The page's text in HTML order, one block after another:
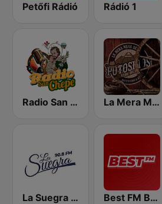
Petőfi Rádió Rádió 1
Radio San Chepe La Mera Mera de Matehuala
La Suegra FM Best FM Budapest